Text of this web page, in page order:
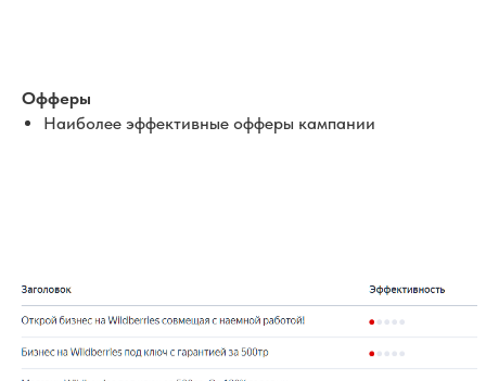
Офферы
Наиболее эффективные офферы кампании